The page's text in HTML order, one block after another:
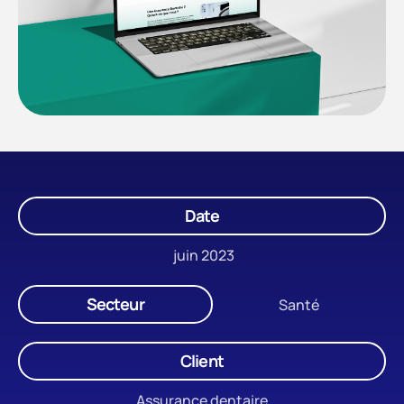
Date
juin 2023
Secteur Santé
Client